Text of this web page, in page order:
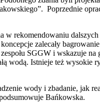
Poprzednie
w rekomendowaniu
zalecały
SGGW i wskazuje
wodą. Istnieje też
wody i zbadanie, jak
Bańkowska.